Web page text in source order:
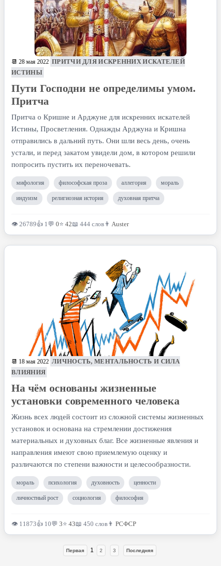
📆 28 мая 2022 ПРИТЧИ ДЛЯ ИСКРЕННИХ ИСКАТЕЛЕЙ
ИСТИНЫ
Пути Господни не определимы умом.
Притча
Притча о Кришне и Арджуне для искренних искателей
Истины, Просветления. Однажды Арджуна и Кришна
отправились в дальний путь. Они шли весь день, очень
устали, и перед закатом увидели дом, в котором решили
попросить пустить их переночевать.
мифология философская проза аллегория мораль
индуизм религиозная история духовная притча
👁 26789👍 1💬 0⭐ 42📖 444 слов 👨 Auster
📆 18 мая 2022 ЛИЧНОСТЬ, МЕНТАЛЬНОСТЬ И СИЛА
ВЛИЯНИЯ
На чём основаны жизненные
установки современного человека
Жизнь всех людей состоит из сложной системы жизненных
установок и основана на стремлении достижения
материальных и духовных благ. Все жизненные явления и
направления имеют свою приемлемую оценку и
различаются по степени важности и целесообразности.
мораль психология духовность ценности
личностный рост социология философия
👁 11873👍 10💬 3⭐ 43📖 450 слов 👨 РСФСР
Первая 1 2 3 Последняя